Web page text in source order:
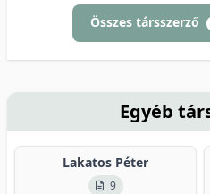
Összes társszerző
Egyéb
Lakatos Péter
9